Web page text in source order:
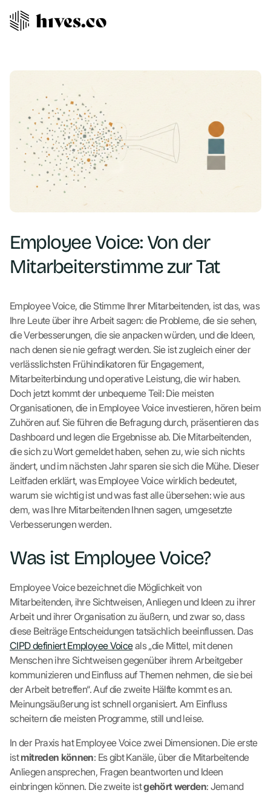
Employee Voice: Von der
Mitarbeiterstimme zur Tat
Employee Voice, die Stimme Ihrer Mitarbeitenden, ist das, was
Ihre Leute über ihre Arbeit sagen: die Probleme, die sie sehen,
die Verbesserungen, die sie anpacken würden, und die Ideen,
nach denen sie nie gefragt werden. Sie ist zugleich einer der
verlässlichsten Frühindikatoren für Engagement,
Mitarbeiterbindung und operative Leistung, die wir haben.
Doch jetzt kommt der unbequeme Teil: Die meisten
Organisationen, die in Employee Voice investieren, hören beim
Zuhören auf. Sie führen die Befragung durch, präsentieren das
Dashboard und legen die Ergebnisse ab. Die Mitarbeitenden,
die sich zu Wort gemeldet haben, sehen zu, wie sich nichts
ändert, und im nächsten Jahr sparen sie sich die Mühe. Dieser
Leitfaden erklärt, was Employee Voice wirklich bedeutet,
warum sie wichtig ist und was fast alle übersehen: wie aus
dem, was Ihre Mitarbeitenden Ihnen sagen, umgesetzte
Verbesserungen werden.
Was ist Employee Voice?
Employee Voice bezeichnet die Möglichkeit von
Mitarbeitenden, ihre Sichtweisen, Anliegen und Ideen zu ihrer
Arbeit und ihrer Organisation zu äußern, und zwar so, dass
diese Beiträge Entscheidungen tatsächlich beeinflussen. Das
CIPD definiert Employee Voiceals „die Mittel, mit denen
Menschen ihre Sichtweisen gegenüber ihrem Arbeitgeber
kommunizieren und Einfluss auf Themen nehmen, die sie bei
der Arbeit betreffen“. Auf die zweite Hälfte kommt es an.
Meinungsäußerung ist schnell organisiert. Am Einfluss
scheitern die meisten Programme, still und leise.
In der Praxis hat Employee Voice zwei Dimensionen. Die erste
istmitreden können: Es gibt Kanäle, über die Mitarbeitende
Anliegen ansprechen, Fragen beantworten und Ideen
einbringen können. Die zweite istgehört werden: Jemand